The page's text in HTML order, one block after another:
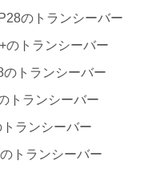
のトランシーバー
のトランシーバー
のトランシーバー
トランシーバー
ランシーバー
トランシーバー